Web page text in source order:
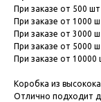
При заказе от 500
При заказе от 1000
При заказе от 3000
При заказе от 5000
При заказе от
Коробка из
Отлично подходит